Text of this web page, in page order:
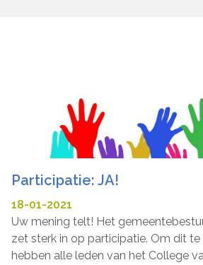
Participatie: JA!
18-01-2021
Uw mening telt! Het
zet sterk in op participatie. Om dit te
hebben alle leden van het College